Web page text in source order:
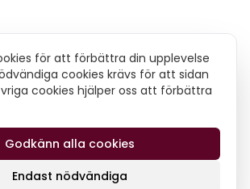
för att förbättra din upplevelse
cookies krävs för att sidan
cookies hjälper oss att förbättra
Endast nödvändiga
Godkänn alla cookies